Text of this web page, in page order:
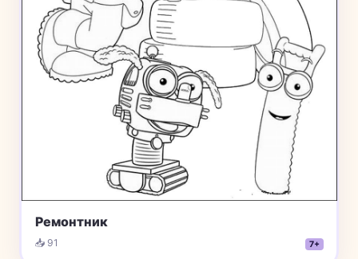
Ремонтник
📥 91 7+